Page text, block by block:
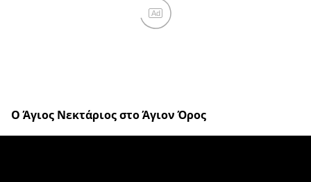
Ad
Ο Άγιος Νεκτάριος στο Άγιον Όρος